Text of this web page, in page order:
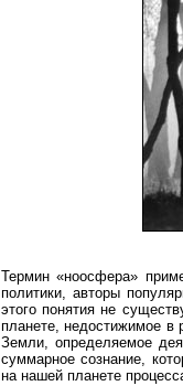
Термин «ноосфера»
политики, авторы
этого понятия не
планете, недостижимое в
Земли, определяемое
суммарное сознание,
на нашей планете